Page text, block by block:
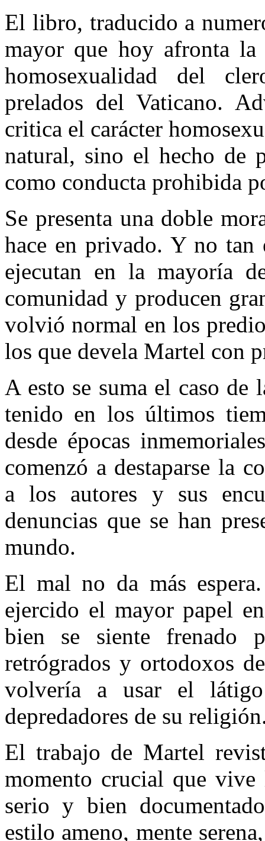
El libro, traducido a
mayor que hoy afronta
homosexualidad del
prelados del Vaticano.
critica el carácter
natural, sino el hecho de
como conducta prohibida
Se presenta una doble
hace en privado. Y no tan
ejecutan en la mayoría
comunidad y producen
volvió normal en los
los que devela Martel con
A esto se suma el caso de
tenido en los últimos
desde épocas
comenzó a destaparse la
a los autores y sus
denuncias que se han
mundo.
El mal no da más
ejercido el mayor papel
bien se siente frenado
retrógrados y ortodoxos
volvería a usar el
depredadores de su
El trabajo de Martel
momento crucial que
serio y bien
estilo ameno, mente